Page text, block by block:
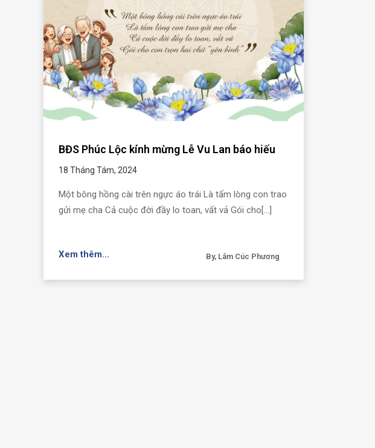
BĐS Phúc Lộc kính mừng Lễ Vu Lan báo hiếu
18 Tháng Tám, 2024
Một bông hồng cài trên ngực áo trái Là tấm lòng con trao
gửi mẹ cha Cả cuộc đời đầy lo toan, vất vả Gói cho[...]
Xem thêm... By, Lâm Cúc Phương